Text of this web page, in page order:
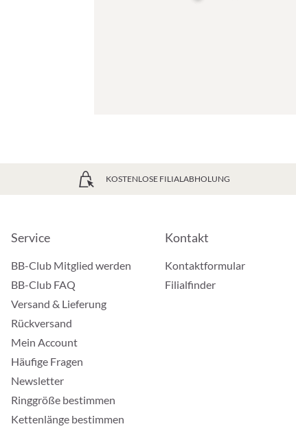
KOSTENLOSE FILIALABHOLUNG
Service
BB-Club Mitglied werden
BB-Club FAQ
Versand & Lieferung
Rückversand
Mein Account
Häufige Fragen
Newsletter
Ringgröße bestimmen
Kettenlänge bestimmen
Kontakt
Kontaktformular
Filialfinder